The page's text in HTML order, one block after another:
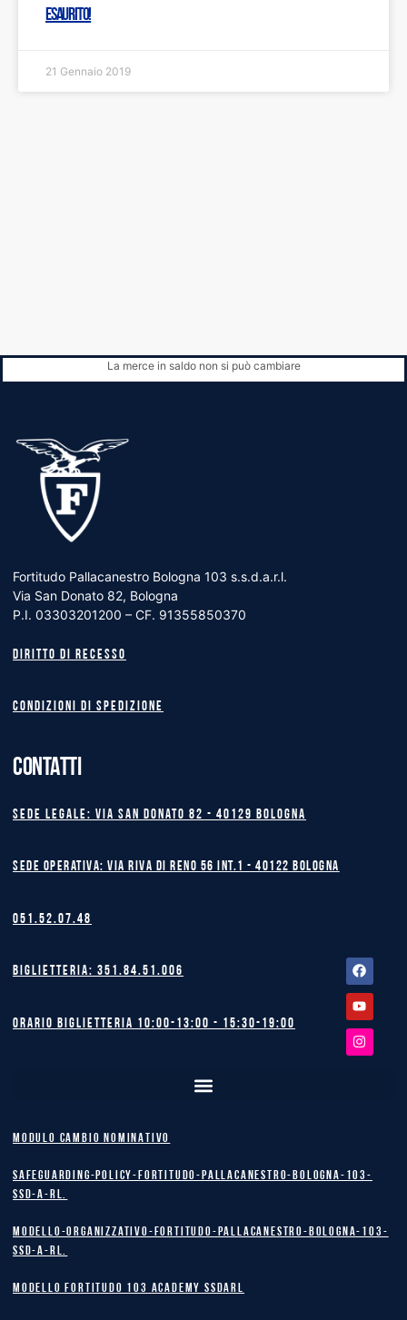
esaurito!
21 Gennaio 2019
Facebook
Youtube
Instagram
La merce in saldo non si può cambiare
Fortitudo Pallacanestro Bologna 103 s.s.d.a.r.l.
Via San Donato 82, Bologna
P.I. 03303201200 – CF. 91355850370
Diritto di recesso
Condizioni di spedizione
CONTATTI
Sede legale: Via San Donato 82 - 40129 BOLOGNA
Sede operativa: Via Riva di Reno 56 int.1 - 40122 BOLOGNA
051.52.07.48
Biglietteria: 351.84.51.006
Orario biglietteria 10:00-13:00 - 15:30-19:00
MODULO CAMBIO NOMINATIVO
safeguarding-policy-Fortitudo-Pallacanestro-Bologna-103-
SSD-A-RL.
Modello-Organizzativo-Fortitudo-Pallacanestro-Bologna-103-
SSD-A-RL.
MODELLO FORTITUDO 103 ACADEMY SSDARL